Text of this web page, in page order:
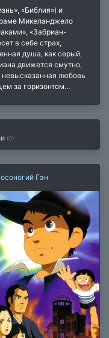
«Библия») и
Микеланджело
«Забриан-
в себе страх,
душа, как серый,
движется смутно,
невысказанная любовь
за горизонтом...
(0)
Гэн